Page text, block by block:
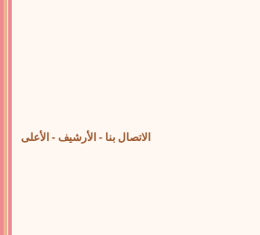
الاتصال بنا - الأرشيف - الأعلى